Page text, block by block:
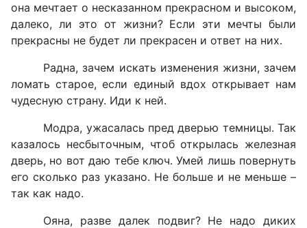
она мечтает о несказанном прекрасном и высоком,
далеко, ли это от жизни? Если эти мечты были
прекрасны не будет ли прекрасен и ответ на них.
Радна, зачем искать изменения жизни, зачем
ломать старое, если единый вдох открывает нам
чудесную страну. Иди к ней.
Модра, ужасалась пред дверью темницы. Так
казалось несбыточным, чтоб открылась железная
дверь, но вот даю тебе ключ. Умей лишь повернуть
его сколько раз указано. Не больше и не меньше –
так как надо.
Ояна, разве далек подвиг? Не надо диких